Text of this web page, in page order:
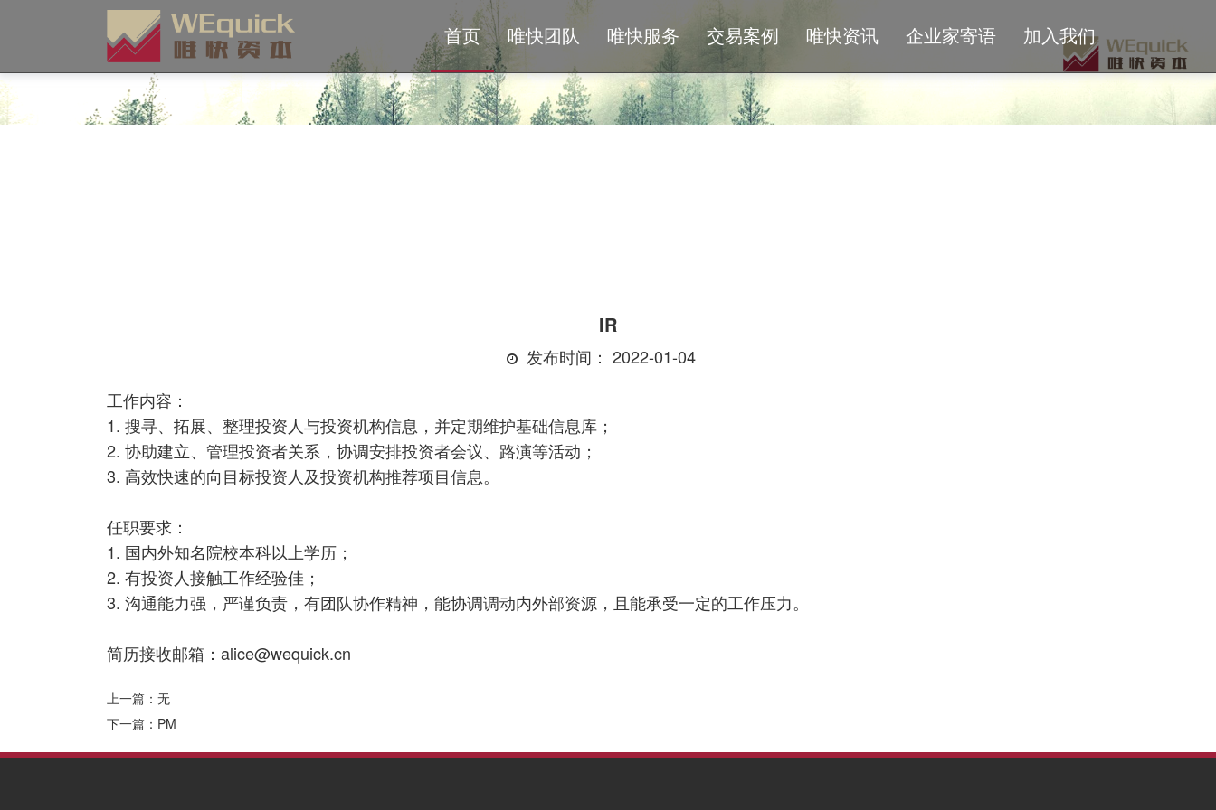
首页 唯快团队 唯快服务 交易案例 唯快资讯 企业家寄语 加入我们
IR
发布时间： 2022-01-04
工作内容：
1. 搜寻、拓展、整理投资人与投资机构信息，并定期维护基础信息库；
2. 协助建立、管理投资者关系，协调安排投资者会议、路演等活动；
3. 高效快速的向目标投资人及投资机构推荐项目信息。
任职要求：
1. 国内外知名院校本科以上学历；
2. 有投资人接触工作经验佳；
3. 沟通能力强，严谨负责，有团队协作精神，能协调调动内外部资源，且能承受一定的工作压力。
简历接收邮箱：alice@wequick.cn
上一篇：无
下一篇：PM